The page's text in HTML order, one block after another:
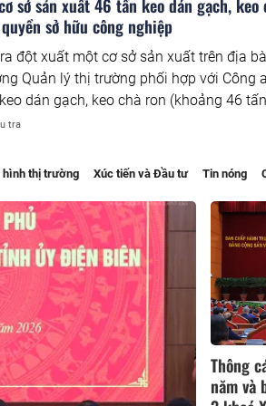
sở sản xuất 46 tấn keo dán gạch,
sở hữu công nghiệp
đột xuất một cơ sở sản xuất trên địa
Quản lý thị trường phối hợp với Công
dán gạch, keo chà ron (khoảng 46
sở hữu công nghiệp, tổng trị giá hơn
tra
hình thị trường Xúc tiến và Đầu tư Tin nóng
Thông
năm và